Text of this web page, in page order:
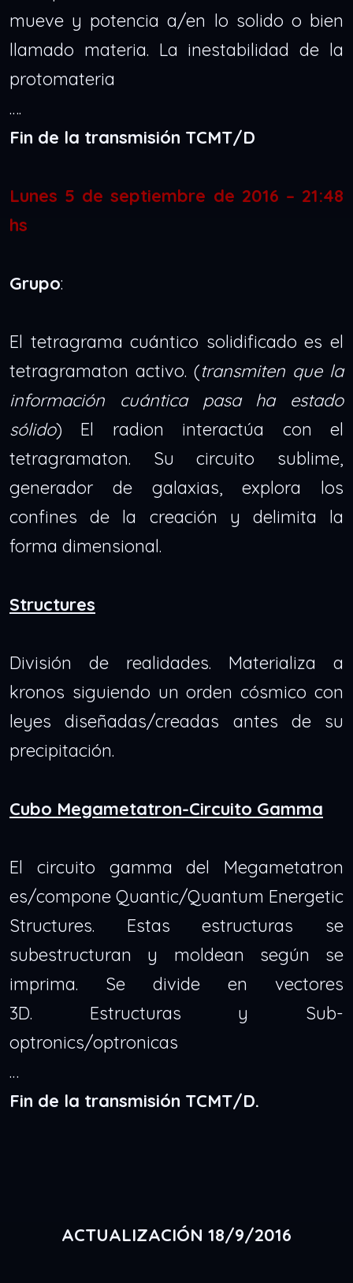
mueve y potencia a/en lo solido o bien
llamado materia. La inestabilidad de la
protomateria
….
Fin de la transmisión TCMT/D
Lunes 5 de septiembre de 2016 – 21:48
hs
Grupo:
El tetragrama cuántico solidificado es el
tetragramaton activo. (transmiten que la
información cuántica pasa ha estado
sólido) El radion interactúa con el
tetragramaton. Su circuito sublime,
generador de galaxias, explora los
confines de la creación y delimita la
forma dimensional.
Structures
División de realidades. Materializa a
kronos siguiendo un orden cósmico con
leyes diseñadas/creadas antes de su
precipitación.
Cubo Megametatron-Circuito Gamma
El circuito gamma del Megametatron
es/compone Quantic/Quantum Energetic
Structures. Estas estructuras se
subestructuran y moldean según se
imprima. Se divide en vectores
3D. Estructuras y Sub-
optronics/optronicas
…
Fin de la transmisión TCMT/D.
ACTUALIZACIÓN 18/9/2016